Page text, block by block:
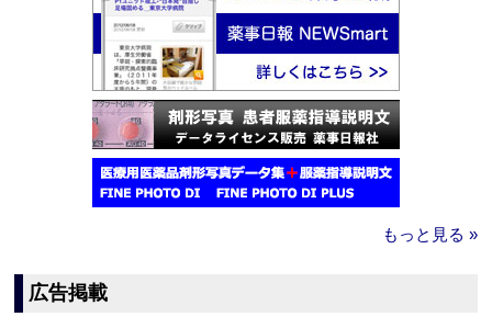
もっと見る »
広告掲載